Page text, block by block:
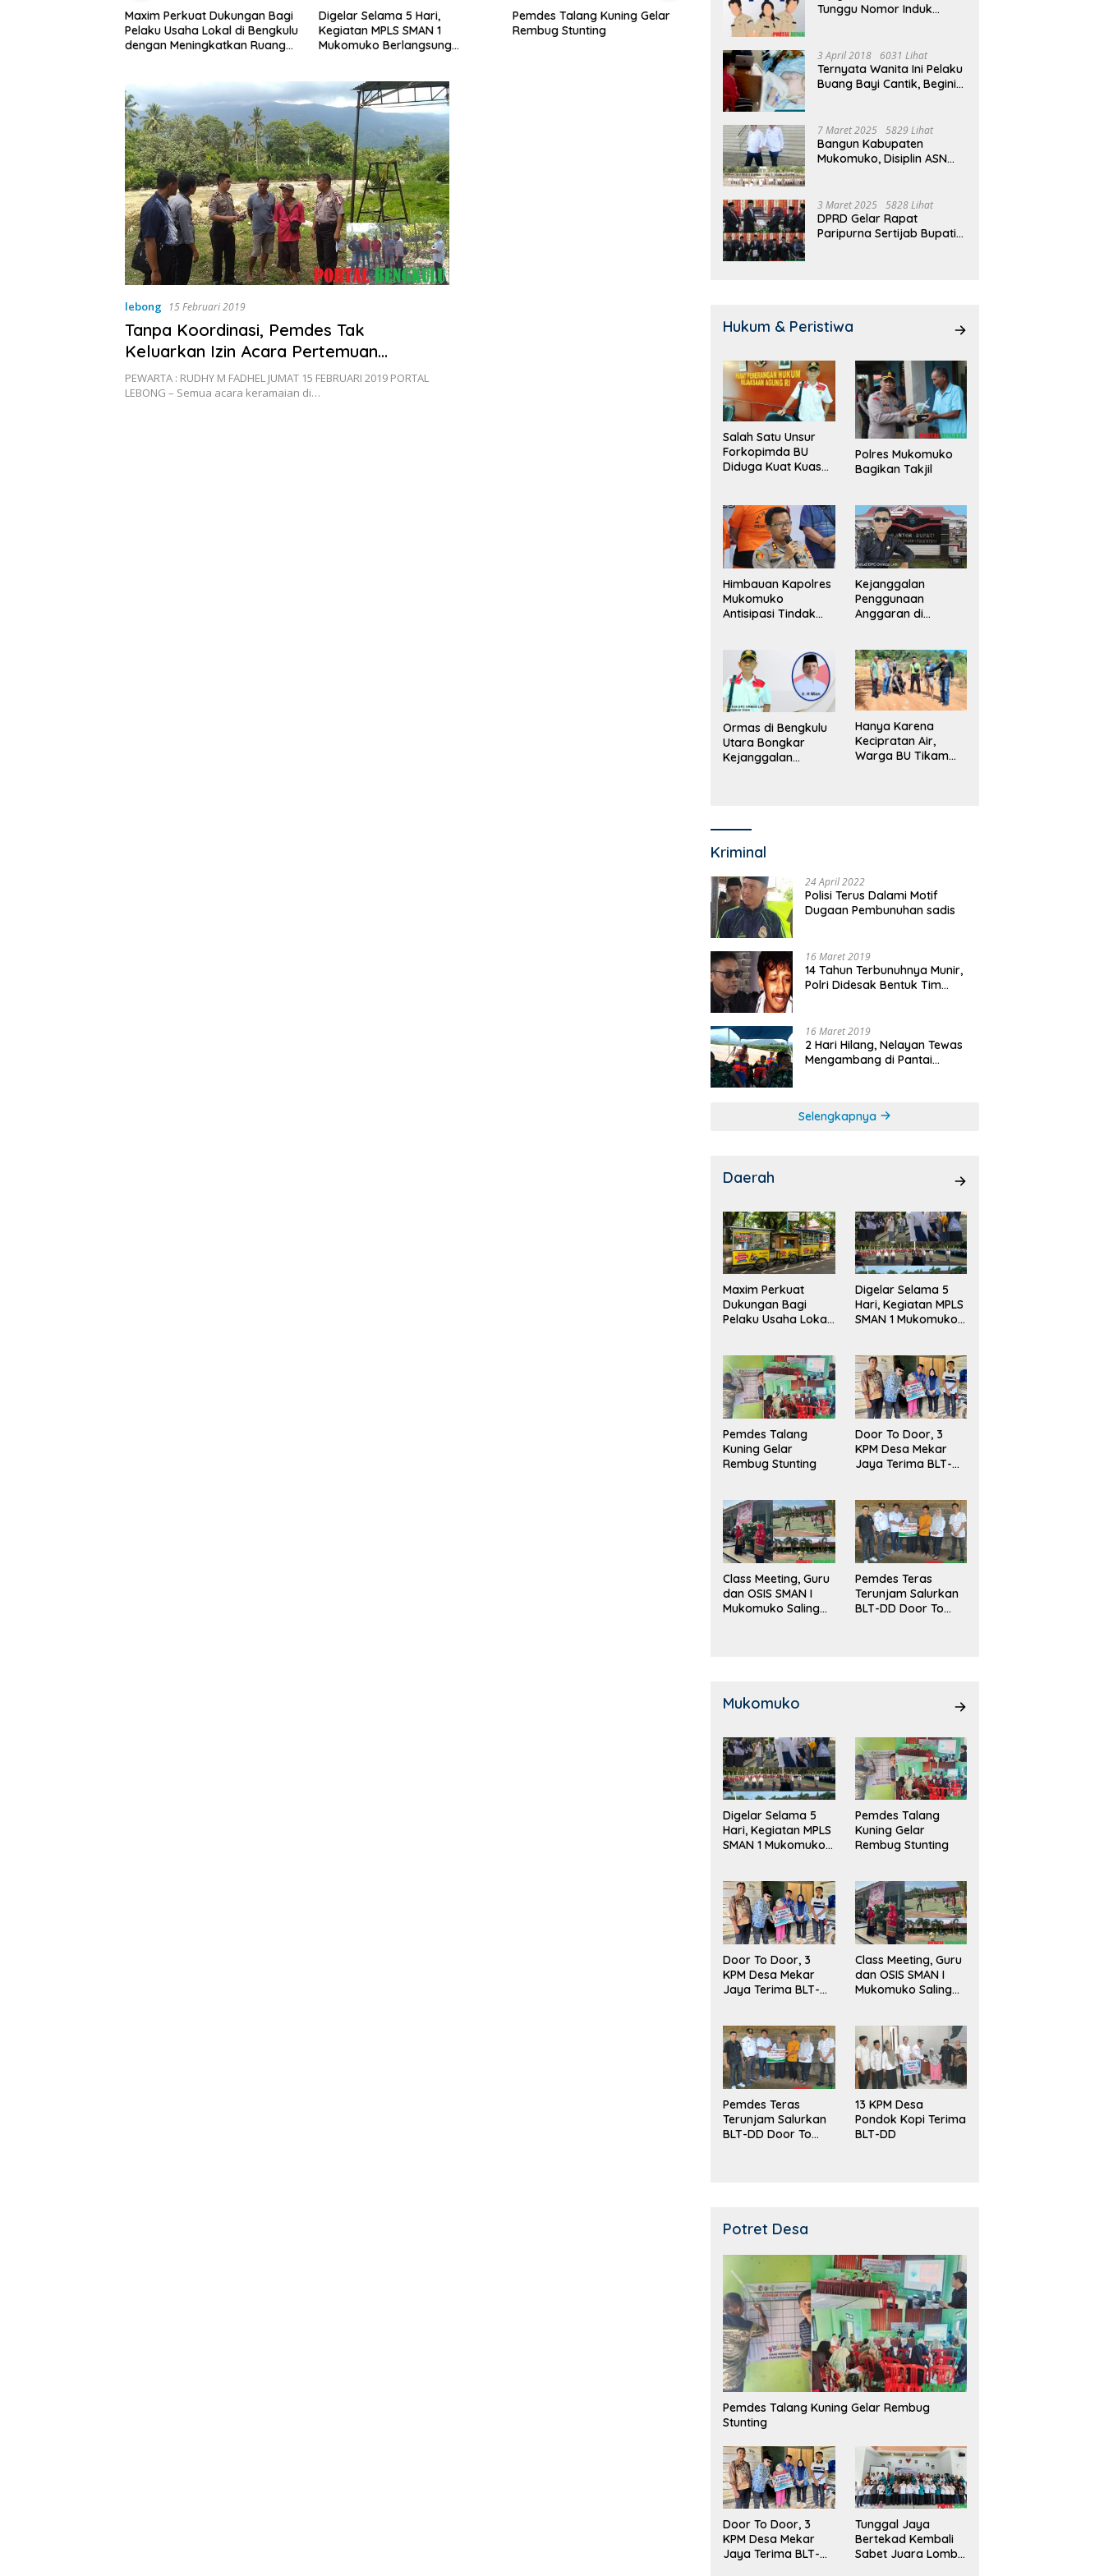
Digelar Selama 5 Hari,
Kegiatan MPLS SMAN 1
Mukomuko Berlangsung
Pemdes Talang Kuning Gelar
Rembug Stunting
Door To Door, 3 KPM Desa
Mekar Jaya Terima BLT-DD!
Class Meeting, Guru dan OSIS
SMAN I Mukomuko Saling
Pemdes Teras Terunjam
lebong 15 Februari 2019
Tanpa Koordinasi, Pemdes Tak
Keluarkan Izin Acara Pertemuan
Bersama Perusahaan Jepang
PEWARTA : RUDHY M FADHEL JUMAT 15 FEBRUARI 2019 PORTAL
LEBONG – Semua acara keramaian di…
Tunggu Nomor Induk
3 April 2018 6031 Lihat
Ternyata Wanita Ini Pelaku
Buang Bayi Cantik, Begini
7 Maret 2025 5829 Lihat
Bangun Kabupaten
Mukomuko, Disiplin ASN
3 Maret 2025 5828 Lihat
DPRD Gelar Rapat
Paripurna Sertijab Bupati
Hukum & Peristiwa
Salah Satu Unsur
Forkopimda BU
Diduga Kuat Kuasai
Laki Lapor
Kejagung
Polres Mukomuko
Bagikan Takjil
Himbauan Kapolres
Mukomuko
Antisipasi Tindak
Orang
Kejanggalan
Penggunaan
Anggaran di
Bakal Dibongkar
Ormas di Bengkulu
Utara Bongkar
Kejanggalan
Hanya Karena
Kecipratan Air,
Warga BU Tikam
Kriminal
24 April 2022
Polisi Terus Dalami Motif
Dugaan Pembunuhan sadis
16 Maret 2019
14 Tahun Terbunuhnya Munir,
Polri Didesak Bentuk Tim
16 Maret 2019
2 Hari Hilang, Nelayan Tewas
Mengambang di Pantai
Selengkapnya
Daerah
Maxim Perkuat
Dukungan Bagi
Pelaku Usaha Lokal
Ruang Publik dan
Kebersihan Pasar
Digelar Selama 5
Hari, Kegiatan MPLS
SMAN 1 Mukomuko
Pemdes Talang
Kuning Gelar
Rembug Stunting
Door To Door, 3
KPM Desa Mekar
Jaya Terima BLT-
Class Meeting, Guru
dan OSIS SMAN I
Mukomuko Saling
Pemdes Teras
Terunjam Salurkan
BLT-DD Door To
Mukomuko
Digelar Selama 5
Hari, Kegiatan MPLS
SMAN 1 Mukomuko
Pemdes Talang
Kuning Gelar
Rembug Stunting
Door To Door, 3
KPM Desa Mekar
Jaya Terima BLT-
Class Meeting, Guru
dan OSIS SMAN I
Mukomuko Saling
Pemdes Teras
Terunjam Salurkan
BLT-DD Door To
13 KPM Desa
Pondok Kopi Terima
BLT-DD
Potret Desa
Pemdes Talang Kuning Gelar Rembug
Stunting
Door To Door, 3
KPM Desa Mekar
Jaya Terima BLT-
Tunggal Jaya
Bertekad Kembali
Sabet Juara Lomba